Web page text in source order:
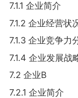
7.1.1 企业简介
7.1.2 企业经营状
7.1.3 企业竞争力
7.1.4 企业发展战
7.2 企业B
7.2.1 企业简介